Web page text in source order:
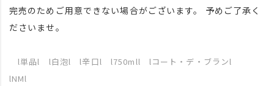
完売のためご用意できない場合がございます。 予めご了承く
ださいませ。
l単品l l白泡l l辛口l l750mll lコート・デ・ブランl
lNMl